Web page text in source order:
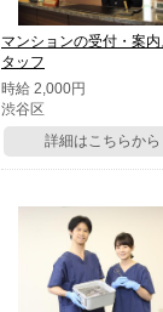
マンションの受付・案内
タッフ
時給 2,000円
渋谷区
詳細はこちらから